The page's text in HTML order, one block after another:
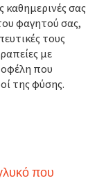
καθημερινές σας
φαγητού σας,
τους
με
που
της φύσης.
που